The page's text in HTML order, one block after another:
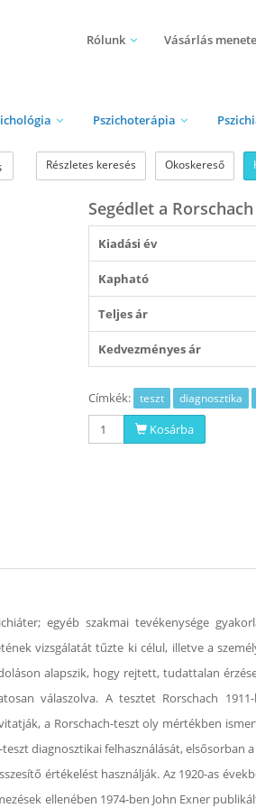
Rólunk Vásárlás menete
Pszichoterápia
Részletes keresés Okoskereső
Segédlet a
Kiadási év
Kapható
Teljes ár
Kedvezményes ár
Címkék: teszt diagnosztika
Kosárba
egyéb szakmai tevékenysége
vizsgálatát tűzte ki célul, illetve a
alapszik, hogy rejtett, tudattalan
válaszolva. A tesztet Rorschach
a Rorschach-teszt oly mértékben
diagnosztikai felhasználását,
értékelést használják. Az 1920-as
ellenében 1974-ben John Exner